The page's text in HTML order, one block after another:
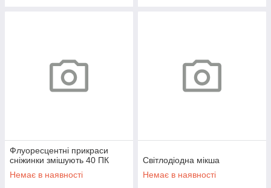
Флуоресцентні прикраси
сніжинки змішують 40 ПК
Немає в наявності
Світлодіодна мікша
Немає в наявності